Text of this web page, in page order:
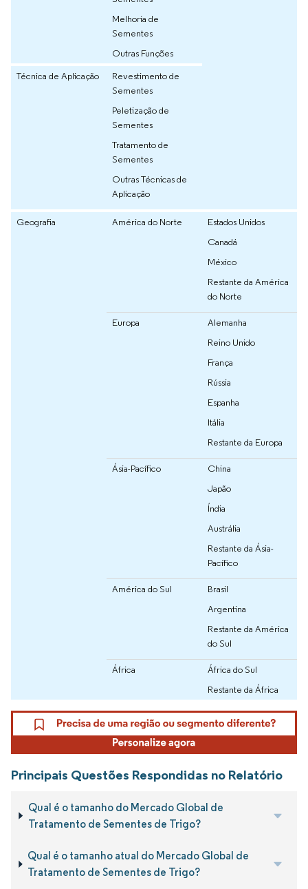
Melhoria de
Sementes
Outras Funções
Técnica de Aplicação
Revestimento de
Sementes
Peletização de
Sementes
Tratamento de
Sementes
Outras Técnicas de
Aplicação
Geografia América do Norte
Estados Unidos
Canadá
México
Restante da América
do Norte
Europa
Alemanha
Reino Unido
França
Rússia
Espanha
Itália
Restante da Europa
Ásia-Pacífico
China
Japão
Índia
Austrália
Restante da Ásia-
Pacífico
América do Sul
Brasil
Argentina
Restante da América
do Sul
África
África do Sul
Restante da África
Principais Questões Respondidas no Relatório
Qual é o tamanho do Mercado Global de
Tratamento de Sementes de Trigo?
Qual é o tamanho atual do Mercado Global de
Tratamento de Sementes de Trigo?